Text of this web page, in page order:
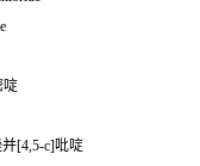
啶
并[4,5-c]吡啶